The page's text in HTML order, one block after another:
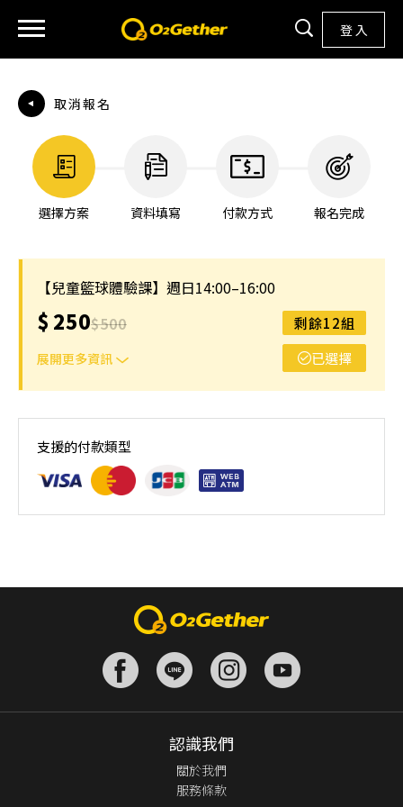
登 入
取消報名
選擇方案 資料填寫 付款方式 報名完成
【兒童籃球體驗課】週日14:00–16:00
$ 250$500
展開更多資訊
剩餘12組
已選擇
上課地點 : 青溪國中活動中心
支援的付款類型
認識我們
關於我們
服務條款